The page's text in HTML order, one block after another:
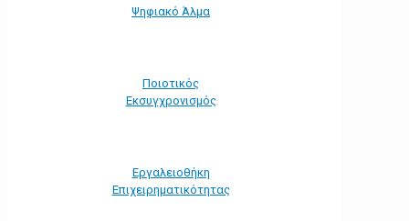
Ψηφιακό Άλμα
Ποιοτικός
Εκσυγχρονισμός
Εργαλειοθήκη
Eπιχειρηματικότητας